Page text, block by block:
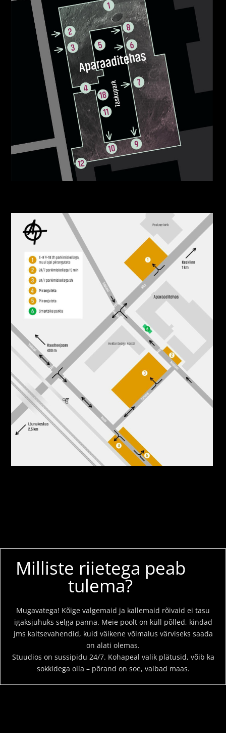
Milliste riietega peab
tulema?
Mugavatega! Kõige valgemaid ja kallemaid rõivaid ei tasu
igaksjuhuks selga panna. Meie poolt on küll põlled, kindad
jms kaitsevahendid, kuid väikene võimalus värviseks saada
on alati olemas.
Stuudios on sussipidu 24/7. Kohapeal valik plätusid, võib ka
sokkidega olla – põrand on soe, vaibad maas.